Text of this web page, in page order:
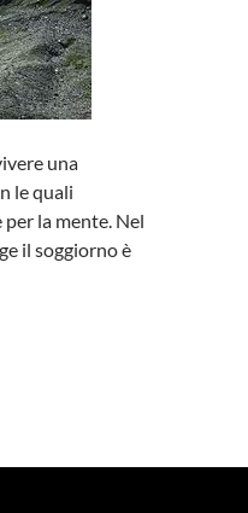
una
le quali
la mente. Nel
il soggiorno è
Aurina, tra amore,